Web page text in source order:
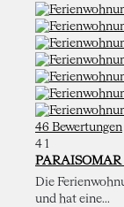
46 Bewertungen
4 1
PARAISOMAR
Die
und hat eine...